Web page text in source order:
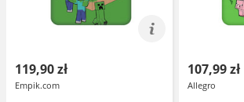
119,90 zł
Empik.com
107,99 zł
Allegro